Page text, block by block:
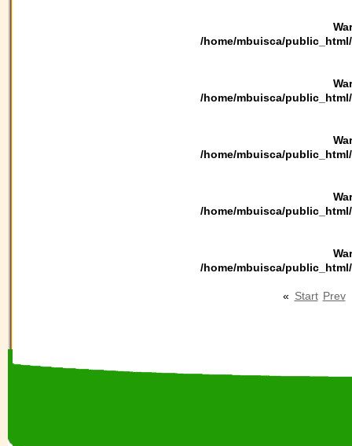
/home/mbuisca/
/home/mbuisca/
/home/mbuisca/
/home/mbuisca/
/home/mbuisca/
« Start Prev